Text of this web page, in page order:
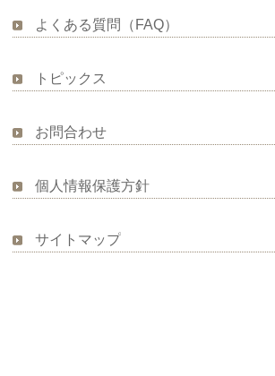
よくある質問（FAQ）
トピックス
お問合わせ
個人情報保護方針
サイトマップ